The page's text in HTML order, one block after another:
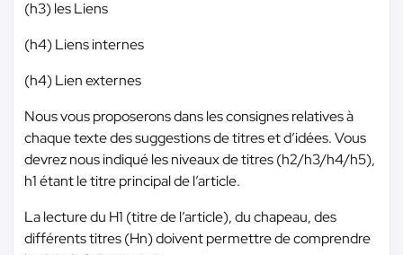
(h3) les Liens
(h4) Liens internes
(h4) Lien externes
Nous vous proposerons dans les consignes relatives à
chaque texte des suggestions de titres et d’idées. Vous
devrez nous indiqué les niveaux de titres (h2/h3/h4/h5),
h1 étant le titre principal de l’article.
La lecture du H1 (titre de l’article), du chapeau, des
différents titres (Hn) doivent permettre de comprendre